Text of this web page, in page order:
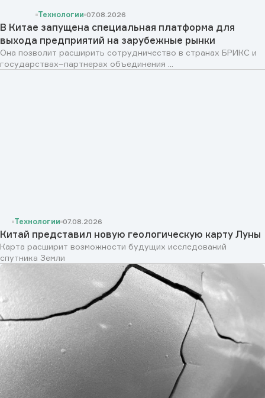
Технологии 07.08.2026
В Китае запущена специальная платформа для
выхода предприятий на зарубежные рынки
Она позволит расширить сотрудничество в странах БРИКС и
государствах–партнерах объединения ...
Технологии 07.08.2026
Китай представил новую геологическую карту Луны
Карта расширит возможности будущих исследований
спутника Земли